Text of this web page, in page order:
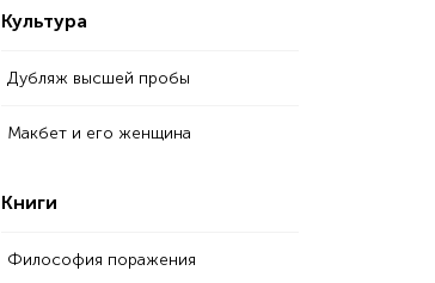
Культура
Дубляж высшей пробы
Макбет и его женщина
Книги
Философия поражения